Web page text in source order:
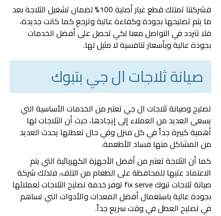
فشركتنا تمتلك قطع غيار أصلية 100% لضمان تشغيل الثلاجة بعد
ما يتم تصليحها بجودة وكفاءة عالية وترجع كما كانت جديدة،
فلا تتردد في التواصل معنا لكي تحصل على أفضل الخدمات
بجودة عالية وبأسعار تنافسية لا مثيل لها.
صيانة ثلاجات ال جي بتبوك
تصليح وصيانة ثلاجات ال جي تعتبر من الخدمات الأساسية التي
يسعى العديد من العملاء إلى إيجادها، حيث أن الثلاجات لها
أهمية كبيرة جداً في كل منزل وفي حال تعطلها يحدث العديد
من المشاكل منها فساد الأطعمة.
كما أن الثلاجة تعتبر من أفضل الأجهزة الكهربائية التي يتم
الاعتماد عليها للمحافظة على الطعام من التلف، فلذلك شركة
صيانة ثلاجات تبوك fix serve توفر خدمة تصليح الثلاجات لعملائها
بجودة عالية باستعمال أفضل المعدات والأدوات التي تساهم
في تصليح العطل في وقت سريع جداً.